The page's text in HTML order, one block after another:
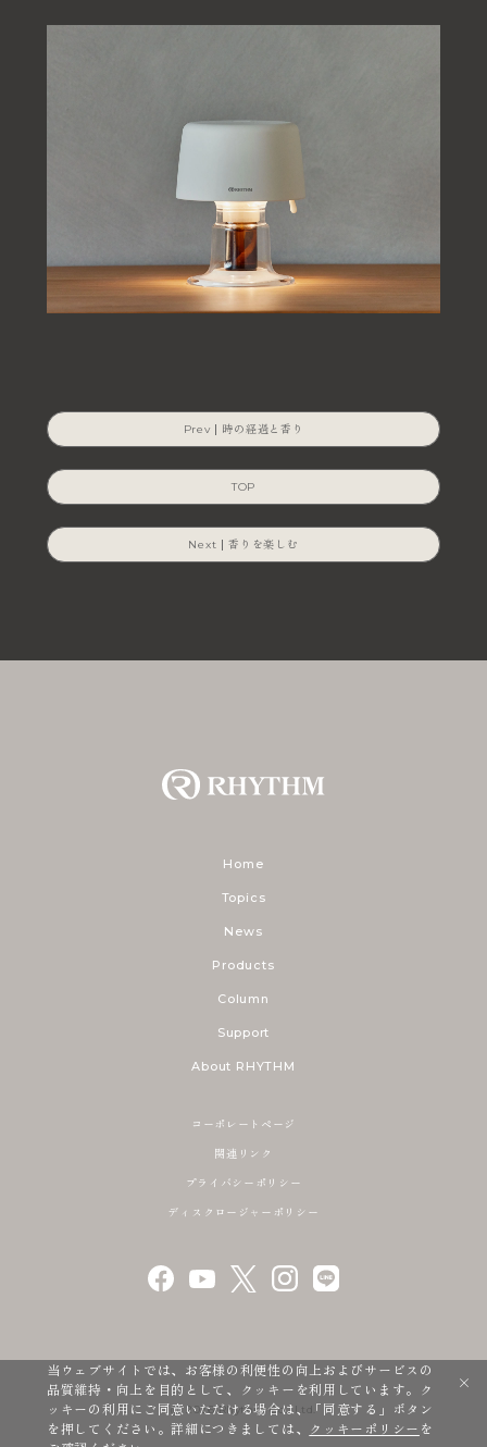
時の経過と香り
TOP
香りを楽しむ
Home
Topics
News
Products
Column
Support
About RHYTHM
コーポレートページ
関連リンク
プライバシーポリシー
ディスクロージャーポリシー
@ 2026 Rhythm Co., Ltd.
当ウェブサイトでは、お客様の利便性の向上およびサービスの
品質維持・向上を目的として、クッキーを利用しています。ク
ッキーの利用にご同意いただける場合は、「同意する」ボタン
を押してください。詳細につきましては、 クッキーポリシー を